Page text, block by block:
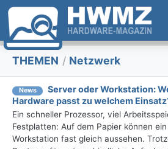
THEMEN / Netzwerk
News
Server oder Workstation:
Hardware passt zu welchem
Ein schneller Prozessor, viel
Festplatten: Auf dem Papier können
Workstation fast gleich aussehen.